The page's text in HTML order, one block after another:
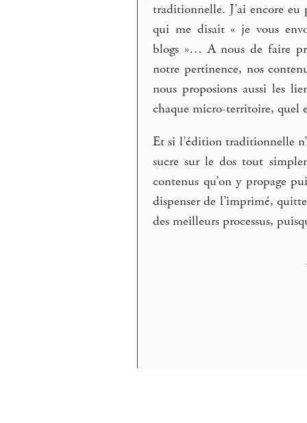
traditionnelle. J’ai encore
qui me disait « je vous
blogs »… A nous de faire
notre pertinence, nos
nous proposions aussi les
chaque micro-territoire, quel
Et si l’édition traditionnelle
sucre sur le dos tout
contenus qu’on y propage
dispenser de l’imprimé,
des meilleurs processus,